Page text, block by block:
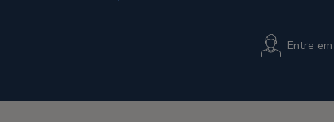
Entre